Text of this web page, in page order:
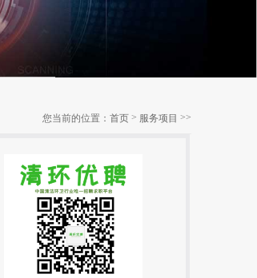
您当前的位置： 首页 > 服务项目 >>